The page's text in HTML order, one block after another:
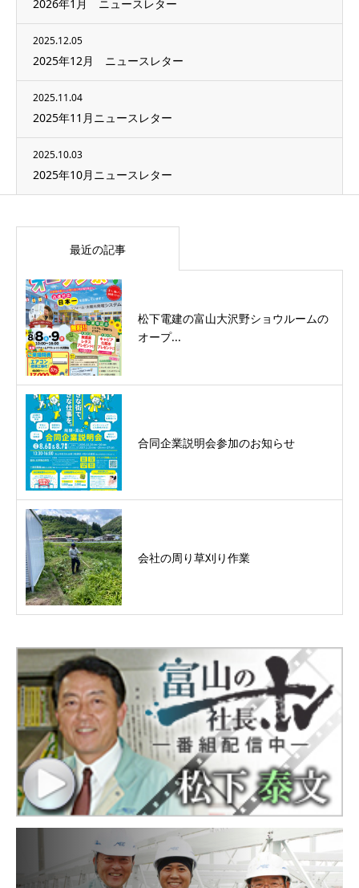
2026年1月 ニュースレター
2025.12.05
2025年12月 ニュースレター
2025.11.04
2025年11月ニュースレター
2025.10.03
2025年10月ニュースレター
最近の記事
松下電建の富山大沢野ショウルームの
オープ...
合同企業説明会参加のお知らせ
会社の周り草刈り作業